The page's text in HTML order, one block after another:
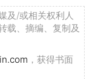
及/或相关权利人
载、摘编、复制及
，获得书面